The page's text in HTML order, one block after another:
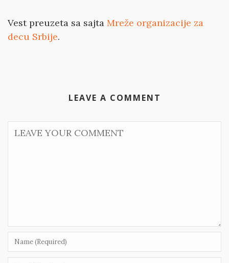
Vest preuzeta sa sajta Mreže organizacije za
decu Srbije.
LEAVE A COMMENT